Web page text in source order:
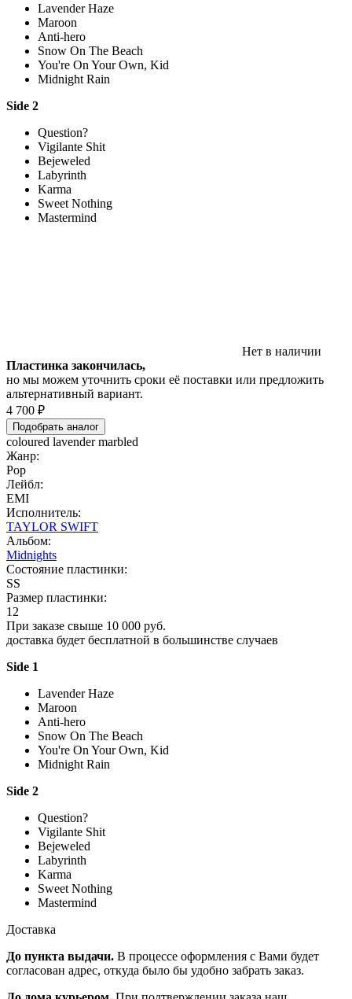
Lavender Haze
Maroon
Anti-hero
Snow On The Beach
You're On Your Own, Kid
Midnight Rain
Side 2
Question?
Vigilante Shit
Bejeweled
Labyrinth
Karma
Sweet Nothing
Mastermind
Нет в наличии
Пластинка закончилась,
но мы можем уточнить сроки её поставки или предложить
альтернативный вариант.
4 700 ₽
Подобрать аналог
coloured lavender marbled
Жанр:
Pop
Лейбл:
EMI
Исполнитель:
TAYLOR SWIFT
Альбом:
Midnights
Состояние пластинки:
SS
Размер пластинки:
12
При заказе свыше 10 000 руб.
доставка будет бесплатной в большинстве случаев
Side 1
Lavender Haze
Maroon
Anti-hero
Snow On The Beach
You're On Your Own, Kid
Midnight Rain
Side 2
Question?
Vigilante Shit
Bejeweled
Labyrinth
Karma
Sweet Nothing
Mastermind
Доставка
До пункта выдачи. В процессе оформления с Вами будет
согласован адрес, откуда было бы удобно забрать заказ.